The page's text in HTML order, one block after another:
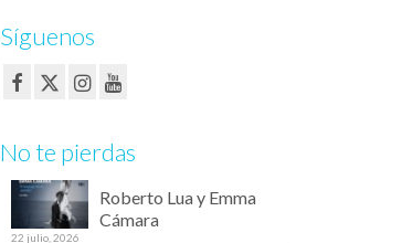
Síguenos
No te pierdas
Roberto Lua y Emma
Cámara
22 julio, 2026